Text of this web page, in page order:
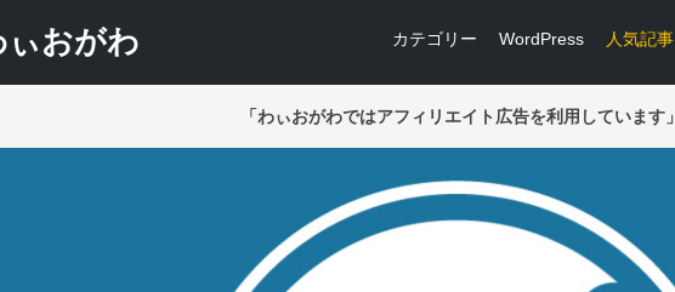
ぃおがわ カテゴリー WordPress 人気記事
「わぃおがわではアフィリエイト広告を利用しています」